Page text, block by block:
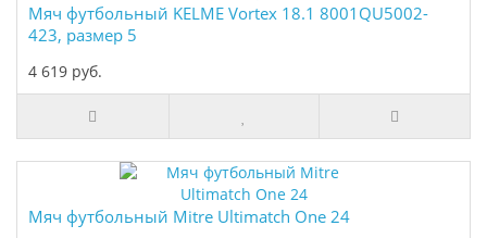
Мяч футбольный KELME Vortex 18.1 8001QU5002-
423, размер 5
4 619 руб.
Мяч футбольный Mitre Ultimatch One 24